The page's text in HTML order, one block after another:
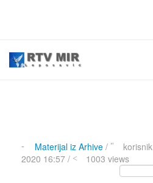
Materijal iz Arhive/ korisnik
2020 16:57 /
1003 views